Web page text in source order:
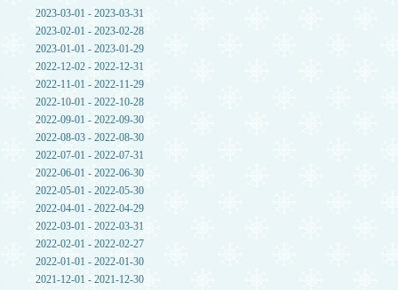
2023-03-01 - 2023-03-31
2023-02-01 - 2023-02-28
2023-01-01 - 2023-01-29
2022-12-02 - 2022-12-31
2022-11-01 - 2022-11-29
2022-10-01 - 2022-10-28
2022-09-01 - 2022-09-30
2022-08-03 - 2022-08-30
2022-07-01 - 2022-07-31
2022-06-01 - 2022-06-30
2022-05-01 - 2022-05-30
2022-04-01 - 2022-04-29
2022-03-01 - 2022-03-31
2022-02-01 - 2022-02-27
2022-01-01 - 2022-01-30
2021-12-01 - 2021-12-30